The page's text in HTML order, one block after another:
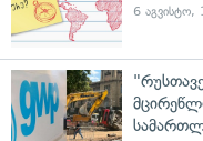
6 აგვისტო,